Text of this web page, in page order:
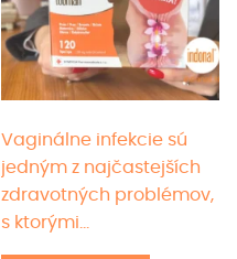
Vaginálne infekcie sú
jedným z najčastejších
zdravotných problémov,
s ktorými…